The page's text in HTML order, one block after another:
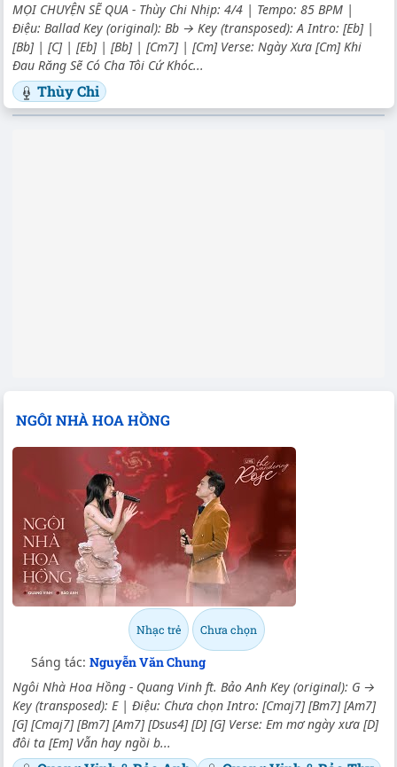
MỌI CHUYỆN SẼ QUA - Thùy Chi Nhịp: 4/4 | Tempo: 85 BPM |
Điệu: Ballad Key (original): Bb → Key (transposed): A Intro: [Eb] |
[Bb] | [C] | [Eb] | [Bb] | [Cm7] | [Cm] Verse: Ngày Xưa [Cm] Khi
Đau Răng Sẽ Có Cha Tôi Cứ Khóc...
Thùy Chi
NGÔI NHÀ HOA HỒNG
Nhạc trẻ Chưa chọn
Sáng tác: Nguyễn Văn Chung
Ngôi Nhà Hoa Hồng - Quang Vinh ft. Bảo Anh Key (original): G →
Key (transposed): E | Điệu: Chưa chọn Intro: [Cmaj7] [Bm7] [Am7]
[G] [Cmaj7] [Bm7] [Am7] [Dsus4] [D] [G] Verse: Em mơ ngày xưa [D]
đôi ta [Em] Vẫn hay ngồi b...